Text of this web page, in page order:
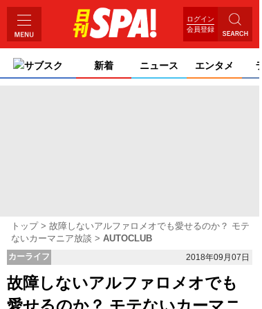
ログイン
会員登録
サブスク 新着 ニュース エンタメ
トップ
故障しないアルファロメオでも愛せるのか？ モテ
ないカーマニア放談
AUTOCLUB
カーライフ 2018年09月07日
故障しないアルファロメオでも
愛せるのか？ モテないカーマニ